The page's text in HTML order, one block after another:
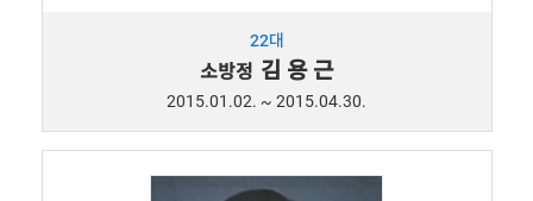
22대
소방정 김 용 근
2015.01.02. ~ 2015.04.30.